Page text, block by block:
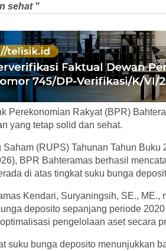
sehat "
Perekonomian Rakyat (BPR)
yang tetap solid dan sehat.
(RUPS) Tahunan Tahun
BPR Bahteramas berhasil
di atas tingkat suku bunga
Kendari, Suryaningsih, SE.,
deposito sepanjang periode
pengelolaan aset secara
suku bunga deposito menunjukkan